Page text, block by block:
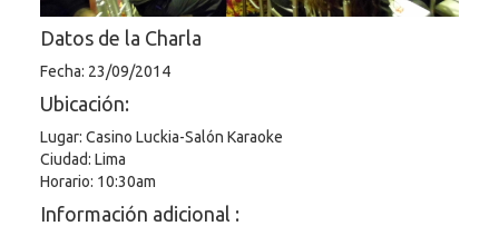
Datos de la Charla
Fecha: 23/09/2014
Ubicación:
Lugar: Casino Luckia-Salón Karaoke
Ciudad: Lima
Horario: 10:30am
Información adicional :